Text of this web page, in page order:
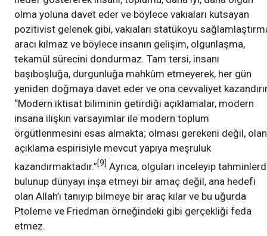
olma yoluna davet eder ve böylece vakıaları kutsayan
pozitivist gelenek gibi, vakıaları statükoyu
aracı kılmaz ve böylece insanın gelişim, olgunlaşma,
tekamül sürecini dondurmaz. Tam tersi, insanı
başıboşluğa, durgunluğa mahkûm etmeyerek, her gün
yeniden doğmaya davet eder ve ona cevvaliyet
“Modern iktisat biliminin getirdiği açıklamalar, modern
insana ilişkin varsayımlar ile modern toplum
örgütlenmesini esas almakta; olması gerekeni değil,
açıklama espirisiyle mevcut yapıya meşruluk
kazandırmaktadır.”[9] Ayrıca, olguları inceleyip
bulunup dünyayı inşa etmeyi bir amaç değil, ana hedefi
olan Allah’ı tanıyıp bilmeye bir araç kılar ve bu uğurda
Ptoleme ve Friedman örneğindeki gibi gerçekliği feda
etmez.